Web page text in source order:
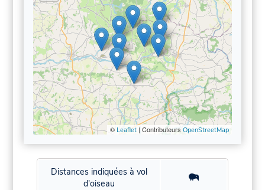
© Leaflet| Contributeurs OpenStreetMap
Distances indiquées à vol
d'oiseau